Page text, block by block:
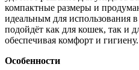
компактные размеры и
идеальным для использования
подойдёт как для кошек, так и
обеспечивая комфорт и гигиену.
Особенности